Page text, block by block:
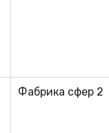
Фабрика сфер 2